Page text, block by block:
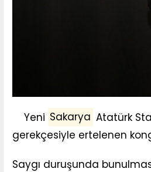
Yeni Sakarya Atatürk
gerekçesiyle ertelenen
Saygı duruşunda